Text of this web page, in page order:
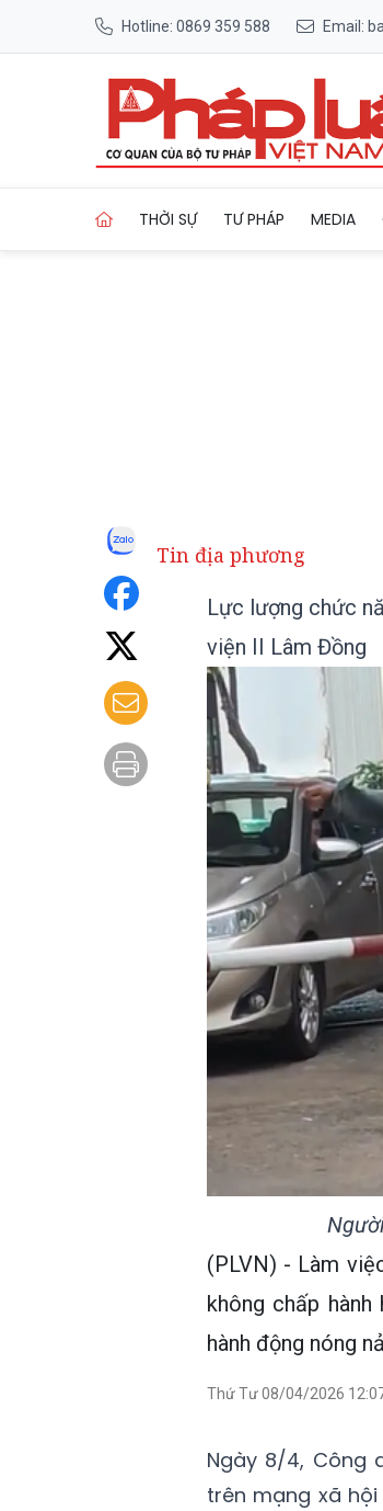
Hotline: 0869 359 588 Email:
THỜI SỰ TƯ PHÁP MEDIA
Tin địa phương
Lực lượng chức
viện II Lâm Đồng
(PLVN) - Làm
không chấp
hành động nóng
Thứ Tư 08/04/2026
Ngày 8/4, Công
trên mạng xã